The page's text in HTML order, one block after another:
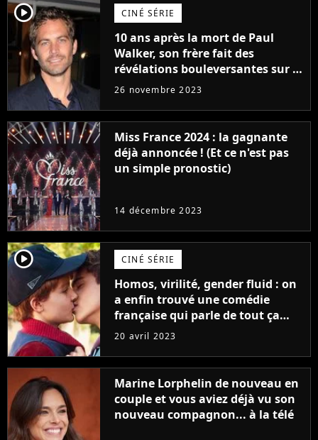
player2 CINÉ SÉRIE
10 ans après la mort de Paul
Walker, son frère fait des
révélations bouleversantes sur la
réaction des acteurs de Fast and
26 novembre 2023
Miss France 2024 : la gagnante
déjà annoncée ! (Et ce n'est pas
un simple pronostic)
14 décembre 2023
player2 CINÉ SÉRIE
Homos, virilité, gender fluid : on
a enfin trouvé une comédie
française qui parle de tout ça
sans être super ringarde
20 avril 2023
Marine Lorphelin de nouveau en
couple et vous aviez déjà vu son
nouveau compagnon... à la télé